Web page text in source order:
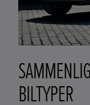
BILTYPER